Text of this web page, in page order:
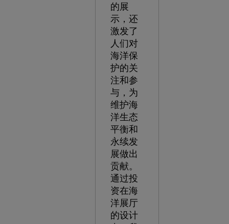
的展
示，还
激发了
人们对
海洋保
护的关
注和参
与，为
维护海
洋生态
平衡和
永续发
展做出
贡献。
通过投
资在海
洋展厅
的设计